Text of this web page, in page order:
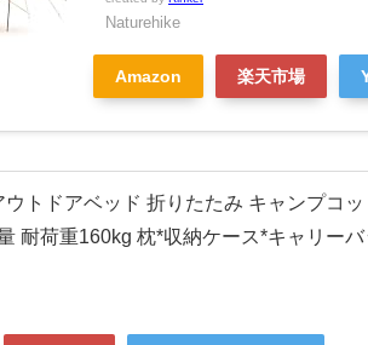
Naturehike
Amazon 楽天市場
ウトドアベッド 折りたたみ キャンプコッ
耐荷重160kg 枕*収納ケース*キャリー